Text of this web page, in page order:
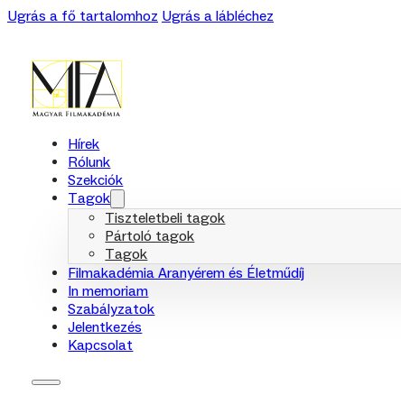
Ugrás a fő tartalomhoz Ugrás a lábléchez
Hírek
Rólunk
Szekciók
Tagok
Tiszteletbeli tagok
Pártoló tagok
Tagok
Filmakadémia Aranyérem és Életműdíj
In memoriam
Szabályzatok
Jelentkezés
Kapcsolat